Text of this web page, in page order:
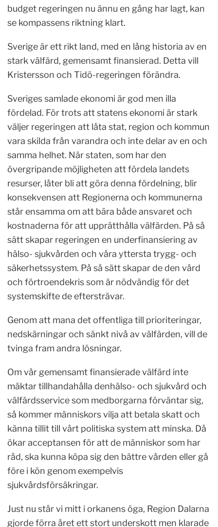
budget regeringen nu ännu en gång har lagt, kan
se kompassens riktning klart.
Sverige är ett rikt land, med en lång historia av en
stark välfärd, gemensamt finansierad. Detta vill
Kristersson och Tidö-regeringen förändra.
Sveriges samlade ekonomi är god men illa
fördelad. För trots att statens ekonomi är stark
väljer regeringen att låta stat, region och kommun
vara skilda från varandra och inte delar av en och
samma helhet. När staten, som har den
övergripande möjligheten att fördela landets
resurser, låter bli att göra denna fördelning, blir
konsekvensen att Regionerna och kommunerna
står ensamma om att bära både ansvaret och
kostnaderna för att upprätthålla välfärden. På så
sätt skapar regeringen en underfinansiering av
hälso- sjukvården och våra yttersta trygg- och
säkerhetssystem. På så sätt skapar de den vård
och förtroendekris som är nödvändig för det
systemskifte deeftersträvar.
Genom att mana det offentliga till prioriteringar,
nedskärningar och sänkt nivå av välfärden, vill de
tvinga fram andra lösningar.
Om vår gemensamt finansierade välfärd inte
mäktar tillhandahålla denhälso- och sjukvård och
välfärdsservice som medborgarna förväntar sig,
så kommer människors vilja att betala skatt och
känna tillit till vårt politiska system att minska. Då
ökar acceptansen för att de människor som har
råd, ska kunna köpa sig den bättre vården eller gå
före i kön genom exempelvis
sjukvårdsförsäkringar.
Just nu står vi mitt i orkanens öga, Region Dalarna
gjorde förra året ett stort underskott men klarade